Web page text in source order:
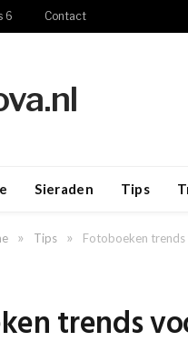
6 Contact
Sieraden Tips
» Tips » Fotoboeken trends
trends